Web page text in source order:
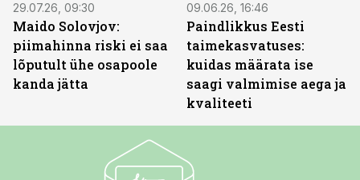
29.07.26, 09:30
Maido Solovjov:
piimahinna riski ei saa
lõputult ühe osapoole
kanda jätta
09.06.26, 16:46
Paindlikkus Eesti
taimekasvatuses:
kuidas määrata ise
saagi valmimise aega ja
kvaliteeti